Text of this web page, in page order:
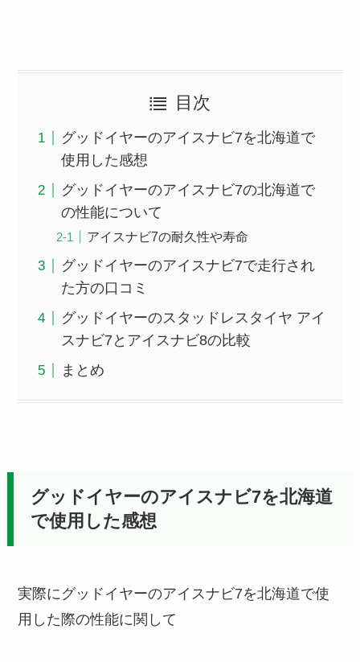
目次
グッドイヤーのアイスナビ7を北海道で
使用した感想
グッドイヤーのアイスナビ7の北海道で
の性能について
アイスナビ7の耐久性や寿命
グッドイヤーのアイスナビ7で走行され
た方の口コミ
グッドイヤーのスタッドレスタイヤ アイ
スナビ7とアイスナビ8の比較
まとめ
グッドイヤーのアイスナビ7を北海道
で使用した感想
実際にグッドイヤーのアイスナビ7を北海道で使
用した際の性能に関して